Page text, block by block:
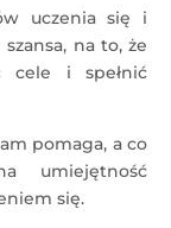
uczenia się i
na to, że
cele i spełnić
pomaga, a co
umiejętność
się.